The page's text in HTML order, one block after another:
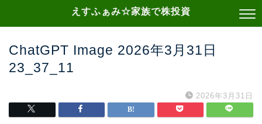
えすふぁみ☆家族で株投資
ChatGPT Image 2026年3月31日
23_37_11
2026年3月31日